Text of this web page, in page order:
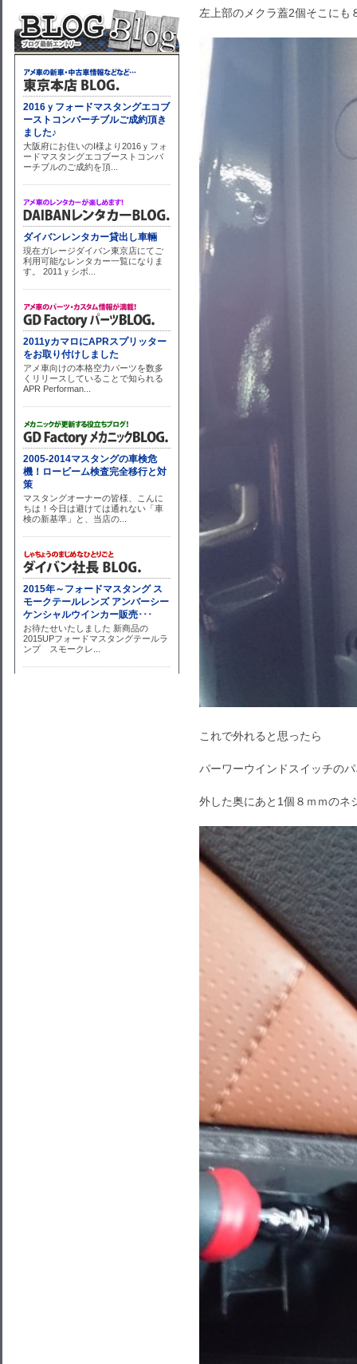
左上部のメクラ蓋2個そこにも
これで外れると思ったら
パーワーウインドスイッチの
外した奥にあと1個８ｍｍのネ